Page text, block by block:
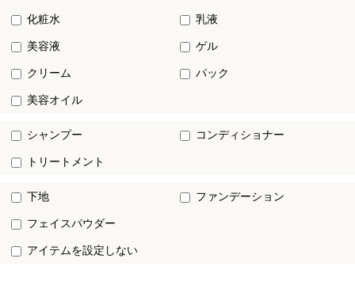
化粧水 乳液
美容液 ゲル
クリーム パック
美容オイル
シャンプー コンディショナー
トリートメント
下地 ファンデーション
フェイスパウダー
アイテムを設定しない